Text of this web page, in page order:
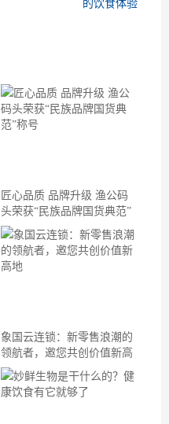
的饮食体验
匠心品质 品牌升级 渔公码
头荣获“民族品牌国货典范”
称号
象国云连锁：新零售浪潮的
领航者，邀您共创价值新高
地